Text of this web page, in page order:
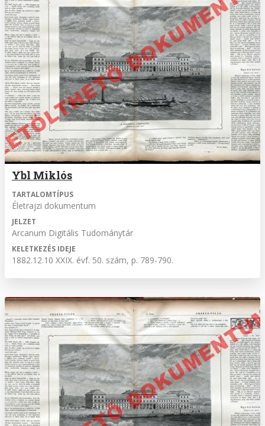
Ybl Miklós
TARTALOMTÍPUS
Életrajzi dokumentum
JELZET
Arcanum Digitális Tudománytár
KELETKEZÉS IDEJE
1882.12.10 XXIX. évf. 50. szám, p. 789-790.